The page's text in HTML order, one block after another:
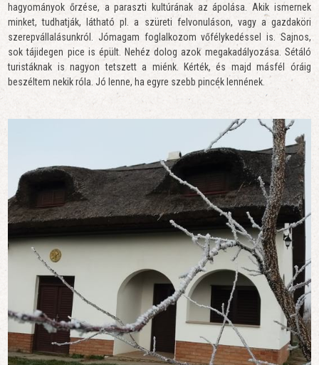
hagyományok őrzése, a paraszti kultúrának az ápolása. Akik ismernek
minket, tudhatják, látható pl. a szüreti felvonuláson, vagy a gazdaköri
szerepvállalásunkról. Jómagam foglalkozom vőfélykedéssel is. Sajnos,
sok tájidegen pice is épült. Nehéz dolog azok megakadályozása. Sétáló
turistáknak is nagyon tetszett a miénk. Kérték, és majd másfél óráig
beszéltem nekik róla. Jó lenne, ha egyre szebb pincék lennének.